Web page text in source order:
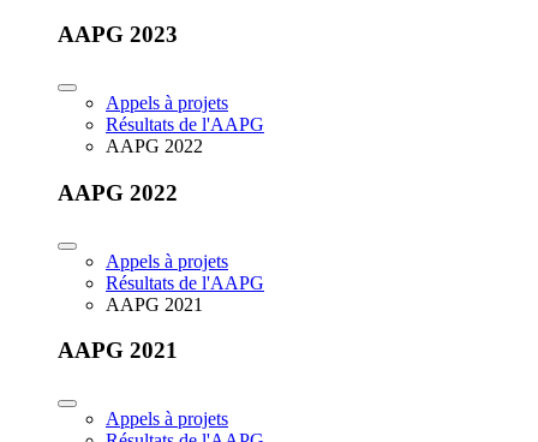
AAPG 2023
Appels à projets
Résultats de l'AAPG
AAPG 2022
AAPG 2022
Appels à projets
Résultats de l'AAPG
AAPG 2021
AAPG 2021
Appels à projets